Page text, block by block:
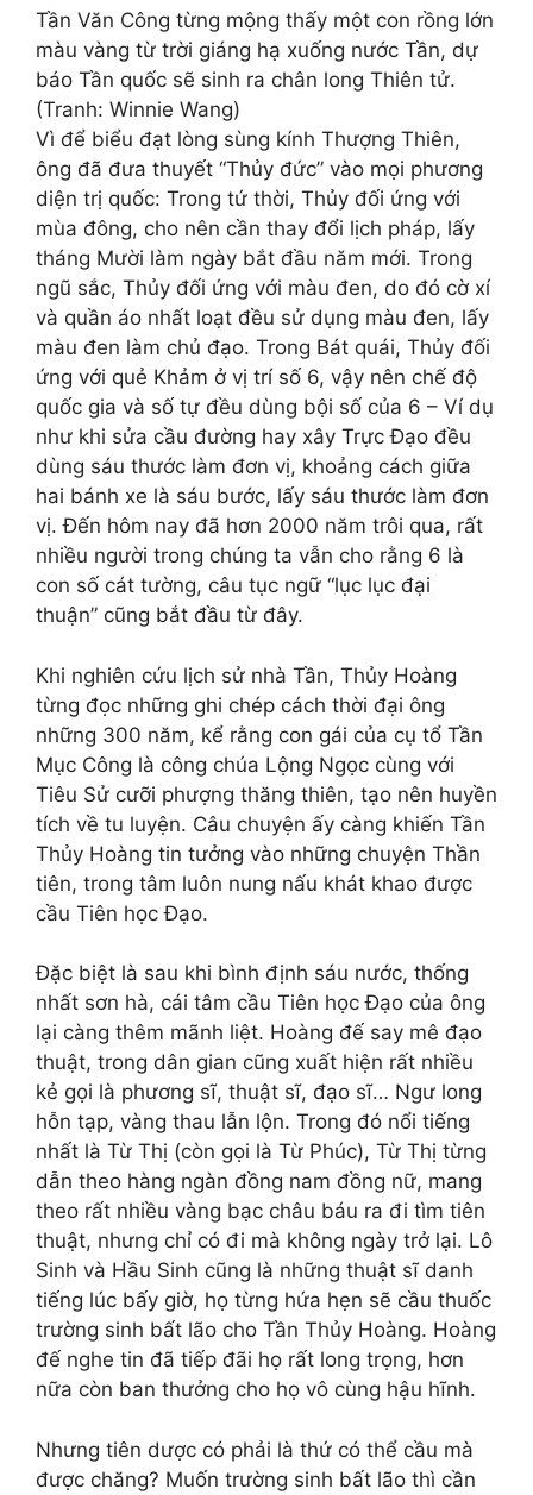
Tần Văn Công từng mộng thấy một con rồng lớn
màu vàng từ trời giáng hạ xuống nước Tần, dự
báo Tần quốc sẽ sinh ra chân long Thiên tử.
(Tranh: Winnie Wang)
Vì để biểu đạt lòng sùng kính Thượng Thiên,
ông đã đưa thuyết “Thủy đức” vào mọi phương
diện trị quốc: Trong tứ thời, Thủy đối ứng với
mùa đông, cho nên cần thay đổi lịch pháp, lấy
tháng Mười làm ngày bắt đầu năm mới. Trong
ngũ sắc, Thủy đối ứng với màu đen, do đó cờ xí
và quần áo nhất loạt đều sử dụng màu đen, lấy
màu đen làm chủ đạo. Trong Bát quái, Thủy đối
ứng với quẻ Khảm ở vị trí số 6, vậy nên chế độ
quốc gia và số tự đều dùng bội số của 6 – Ví dụ
như khi sửa cầu đường hay xây Trực Đạo đều
dùng sáu thước làm đơn vị, khoảng cách giữa
hai bánh xe là sáu bước, lấy sáu thước làm đơn
vị. Đến hôm nay đã hơn 2000 năm trôi qua, rất
nhiều người trong chúng ta vẫn cho rằng 6 là
con số cát tường, câu tục ngữ “lục lục đại
thuận” cũng bắt đầu từ đây.
Khi nghiên cứu lịch sử nhà Tần, Thủy Hoàng
từng đọc những ghi chép cách thời đại ông
những 300 năm, kể rằng con gái của cụ tổ Tần
Mục Công là công chúa Lộng Ngọc cùng với
Tiêu Sử cưỡi phượng thăng thiên, tạo nên huyền
tích về tu luyện. Câu chuyện ấy càng khiến Tần
Thủy Hoàng tin tưởng vào những chuyện Thần
tiên, trong tâm luôn nung nấu khát khao được
cầu Tiên học Đạo.
Đặc biệt là sau khi bình định sáu nước, thống
nhất sơn hà, cái tâm cầu Tiên học Đạo của ông
lại càng thêm mãnh liệt. Hoàng đế say mê đạo
thuật, trong dân gian cũng xuất hiện rất nhiều
kẻ gọi là phương sĩ, thuật sĩ, đạo sĩ… Ngư long
hỗn tạp, vàng thau lẫn lộn. Trong đó nổi tiếng
nhất là Từ Thị (còn gọi là Từ Phúc), Từ Thị từng
dẫn theo hàng ngàn đồng nam đồng nữ, mang
theo rất nhiều vàng bạc châu báu ra đi tìm tiên
thuật, nhưng chỉ có đi mà không ngày trở lại. Lô
Sinh và Hầu Sinh cũng là những thuật sĩ danh
tiếng lúc bấy giờ, họ từng hứa hẹn sẽ cầu thuốc
trường sinh bất lão cho Tần Thủy Hoàng. Hoàng
đế nghe tin đã tiếp đãi họ rất long trọng, hơn
nữa còn ban thưởng cho họ vô cùng hậu hĩnh.
Nhưng tiên dược có phải là thứ có thể cầu mà
được chăng? Muốn trường sinh bất lão thì cần